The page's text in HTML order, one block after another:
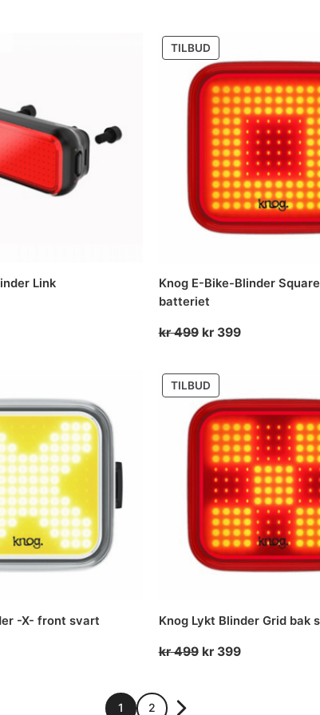
var:
kr 399.
Link
TILBUDPRODUKT
PÅ
SALG
Knog E-Bike-Blinder
batteriet
kr499 Opprinnelig
kr 499.
kr399Nåværende
-X- front svart
TILBUDPRODUKT
PÅ
SALG
Knog Lykt Blinder Grid bak
kr499 Opprinnelig
kr399Nåværende
1 2